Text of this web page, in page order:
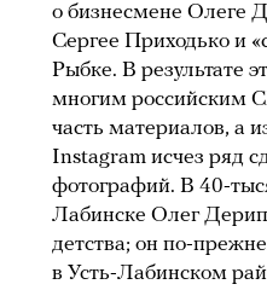
о бизнесмене Олеге
Сергее Приходько и
Рыбке. В результате
многим российским
часть материалов, а
Instagram исчез ряд
фотографий. В 40-
Лабинске Олег
детства; он по-
в Усть-Лабинском